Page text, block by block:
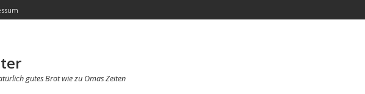
gutes Brot wie zu Omas Zeiten